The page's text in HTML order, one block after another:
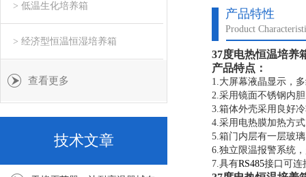
产品特性
Product
37度电热恒温培养
产品特点：
1.大屏幕液晶显示，
2.采用镜面不锈钢内
3.箱体外壳采用良好
4.采用电热膜加热方
5.箱门内层有一层玻
6.独立限温报警系统
7.具有RS485接口可连
> 低温生化培养箱
> 经济型恒温恒湿培养箱
查看更多
技术文章